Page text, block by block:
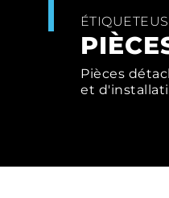
Pièces
et